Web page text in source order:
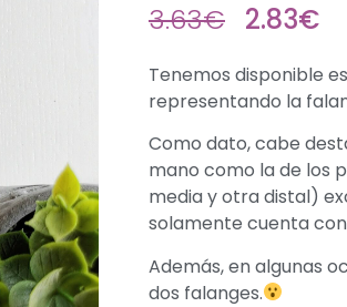
3.63€ 2.83€
Tenemos disponible
representando la
Como dato, cabe
mano como la de los
media y otra distal)
solamente cuenta
Además, en algunas
dos falanges.